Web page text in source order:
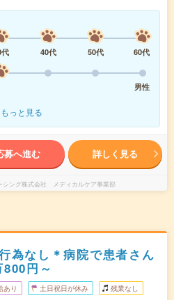
40代 50代
60代
男性
もっと見る
募へ進む 詳しく見る
シング株式会社 メディカルケア事業部
為なし＊病院で患者さん
円～
あり 土日祝日が休み 残業なし